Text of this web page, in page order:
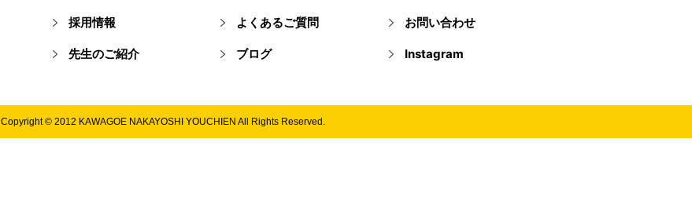
採用情報 よくあるご質問 お問い合わせ
先生のご紹介 ブログ Instagram
Copyright © 2012 KAWAGOE NAKAYOSHI YOUCHIEN All Rights Reserved.